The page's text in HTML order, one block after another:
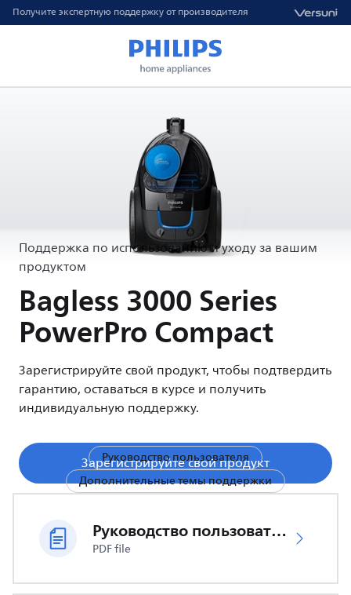
Получите экспертную поддержку от производителя
Поддержка по использованию и уходу за вашим
продуктом
Bagless 3000 Series
PowerPro Compact
Зарегистрируйте свой продукт, чтобы подтвердить
гарантию, оставаться в курсе и получить
индивидуальную поддержку.
Зарегистрируйте свой продукт
Руководство пользователя
Дополнительные темы поддержки
Руководство пользователя
PDF file